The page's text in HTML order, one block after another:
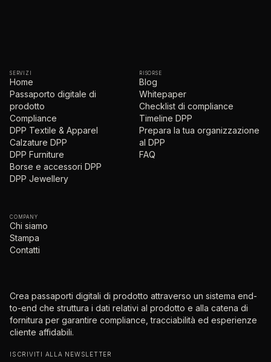
SERVIZI
Home
Passaporto digitale di
prodotto
Compliance
DPP Textile & Apparel
Calzature DPP
DPP Furniture
Borse e accessori DPP
DPP Jewellery
RISORSE
Blog
Whitepaper
Checklist di compliance
Timeline DPP
Prepara la tua organizzazione
al DPP
FAQ
COMPANY
Chi siamo
Stampa
Contatti
Crea passaporti digitali di prodotto attraverso un sistema end-
to-end che struttura i dati relativi al prodotto e alla catena di
fornitura per garantire compliance, tracciabilità ed esperienze
cliente affidabili.
ISCRIVITI ALLA NEWSLETTER